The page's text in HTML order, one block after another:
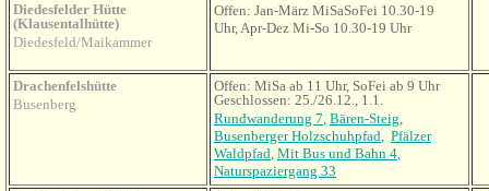
Diedesfelder Hütte
(Klausentalhütte)
Diedesfeld/Maikammer
Offen: Jan-März MiSaSoFei 10.30-19
Uhr, Apr-Dez Mi-So 10.30-19 Uhr
Drachenfelshütte
Busenberg
Offen: MiSa ab 11 Uhr, SoFei ab 9 Uhr
Geschlossen: 25./26.12., 1.1.
Rundwanderung 7, Bären-Steig,
Busenberger Holzschuhpfad, Pfälzer
Waldpfad, Mit Bus und Bahn 4,
Naturspaziergang 33